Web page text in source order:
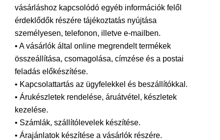
vásárláshoz kapcsolódó egyéb információk felől
érdeklődők részére tájékoztatás nyújtása
személyesen, telefonon, illetve e-mailben.
• A vásárlók által online megrendelt termékek
összeállítása, csomagolása, címzése és a postai
feladás előkészítése.
• Kapcsolattartás az ügyfelekkel és beszállítókkal.
• Árukészletek rendelése, áruátvétel, készletek
kezelése.
• Számlák, szállítólevelek készítése.
• Árajánlatok készítése a vásárlók részére.